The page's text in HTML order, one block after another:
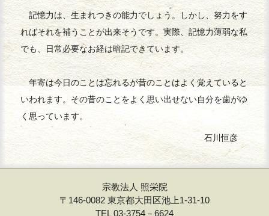
記憶力は、生まれつきの能力でしょう。しかし、努力をす
ればそれを補うことが出来そうです。実際、記憶力薄弱な私
でも、日常必要なお経は暗記できています。
年寄は今日のことは忘れるが昔のことはよく覚えていると
いわれます。その昔のことをよく思い出せない自分を歯がゆ
く思っています。
石川恒彦
宗教法人 照栄院
〒146-0082 東京都大田区池上1-31-10
TEL 03-3754－6624